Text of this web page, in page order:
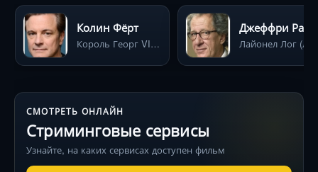
Колин Фёрт
Король Георг VI (принц Альберт, герцог Йоркский)
Джеффри Раш
СМОТРЕТЬ ОНЛАЙН
Стриминговые сервисы
Узнайте, на каких сервисах доступен фильм